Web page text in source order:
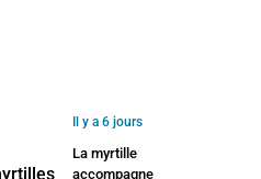
Il y a 6 jours
La myrtille
accompagne